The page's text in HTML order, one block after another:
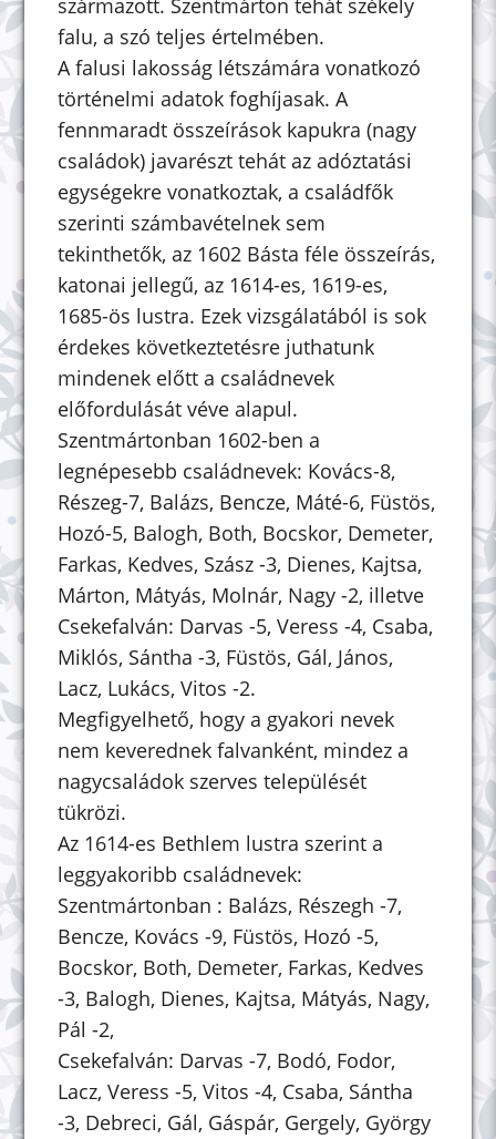
származott. Szentmárton tehát székely
falu, a szó teljes értelmében.
A falusi lakosság létszámára vonatkozó
történelmi adatok foghíjasak. A
fennmaradt összeírások kapukra (nagy
családok) javarészt tehát az adóztatási
egységekre vonatkoztak, a családfők
szerinti számbavételnek sem
tekinthetők, az 1602 Básta féle összeírás,
katonai jellegű, az 1614-es, 1619-es,
1685-ös lustra. Ezek vizsgálatából is sok
érdekes következtetésre juthatunk
mindenek előtt a családnevek
előfordulását véve alapul.
Szentmártonban 1602-ben a
legnépesebb családnevek: Kovács-8,
Részeg-7, Balázs, Bencze, Máté-6, Füstös,
Hozó-5, Balogh, Both, Bocskor, Demeter,
Farkas, Kedves, Szász -3, Dienes, Kajtsa,
Márton, Mátyás, Molnár, Nagy -2, illetve
Csekefalván: Darvas -5, Veress -4, Csaba,
Miklós, Sántha -3, Füstös, Gál, János,
Lacz, Lukács, Vitos -2.
Megfigyelhető, hogy a gyakori nevek
nem keverednek falvanként, mindez a
nagycsaládok szerves települését
tükrözi.
Az 1614-es Bethlem lustra szerint a
leggyakoribb családnevek:
Szentmártonban : Balázs, Részegh -7,
Bencze, Kovács -9, Füstös, Hozó -5,
Bocskor, Both, Demeter, Farkas, Kedves
-3, Balogh, Dienes, Kajtsa, Mátyás, Nagy,
Pál -2,
Csekefalván: Darvas -7, Bodó, Fodor,
Lacz, Veress -5, Vitos -4, Csaba, Sántha
-3, Debreci, Gál, Gáspár, Gergely, György